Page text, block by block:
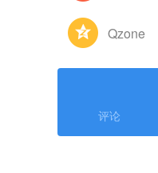
Qzone
评论